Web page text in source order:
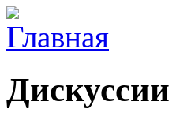
Дискуссии